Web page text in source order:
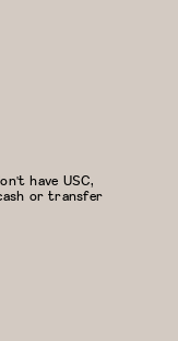
have USC,
or transfer